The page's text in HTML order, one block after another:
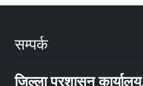
सम्पर्क
जिल्ला प्रशासन